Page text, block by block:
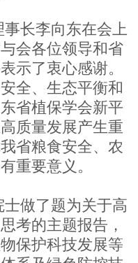
长李向东在会上
会各位领导和省
示了衷心感谢。
全、生态平衡和
省植保学会新平
质量发展产生重
省粮食安全、农
重要意义。
做了题为关于高
考的主题报告，
保护科技发展等